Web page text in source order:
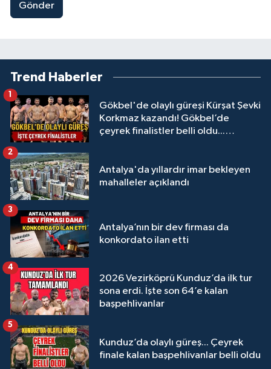
Gönder
Trend Haberler
Gökbel'de olaylı güreşi Kürşat Şevki
Korkmaz kazandı! Gökbel’de
çeyrek finalistler belli oldu...
1
Antalya'da yıllardır imar bekleyen
mahalleler açıklandı
2
Antalya’nın bir dev firması da
konkordato ilan etti
3
2026 Vezirköprü Kunduz’da ilk tur
sona erdi. İşte son 64’e kalan
başpehlivanlar
4
Kunduz’da olaylı güreş... Çeyrek
finale kalan başpehlivanlar belli oldu
5